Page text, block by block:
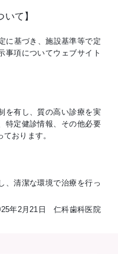
いて】
に基づき、施設基準等で定
事項についてウェブサイト
を有し、質の高い診療を実
特定健診情報、その他必要
おります。
、清潔な環境で治療を行っ
年2月21日 仁科歯科医院